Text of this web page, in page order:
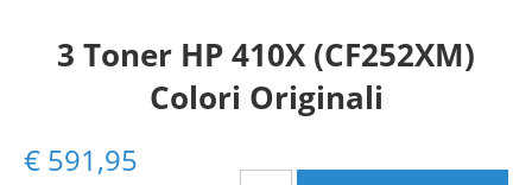
3 Toner HP 410X (CF252XM)
Colori Originali
€ 591,95